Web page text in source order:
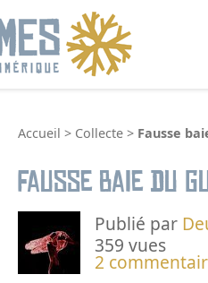
Accueil > Collecte > Fausse
Fausse baie du
Publié par
359 vues
2